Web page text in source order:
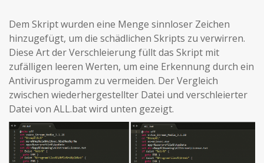
Dem Skript wurden eine Menge sinnloser Zeichen
hinzugefügt, um die schädlichen Skripts zu verwirren.
Diese Art der Verschleierung füllt das Skript mit
zufälligen leeren Werten, um eine Erkennung durch ein
Antivirusprogamm zu vermeiden. Der Vergleich
zwischen wiederhergestellter Datei und verschleierter
Datei von ALL.bat wird unten gezeigt.